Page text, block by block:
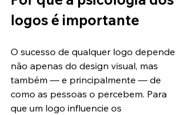
logos é importante
O sucesso de qualquer logo depende
não apenas do design visual, mas
também — e principalmente — de
como as pessoas o percebem. Para
que um logo influencie os